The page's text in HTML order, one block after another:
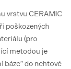
vrstvu CERAMIC
poškozených
(pro
metodou je
báze“ do nehtové